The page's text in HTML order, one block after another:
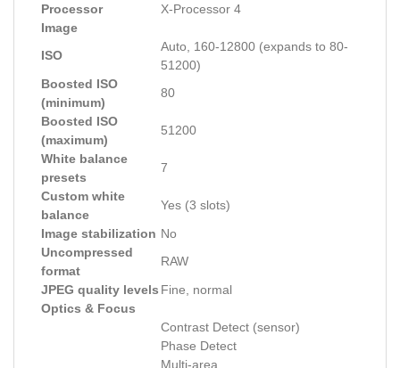
Processor
X-Processor 4
Image
ISO
Auto, 160-12800 (expands to 80-
51200)
Boosted ISO
(minimum)
80
Boosted ISO
(maximum)
51200
White balance
presets
7
Custom white
balance
Yes (3 slots)
Image stabilization No
Uncompressed
format
RAW
JPEG quality levels Fine, normal
Optics & Focus
Contrast Detect (sensor)
Phase Detect
Multi-area